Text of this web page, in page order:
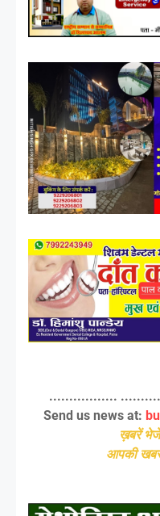
.................
Send us news at:
ख़बरें
आपकी